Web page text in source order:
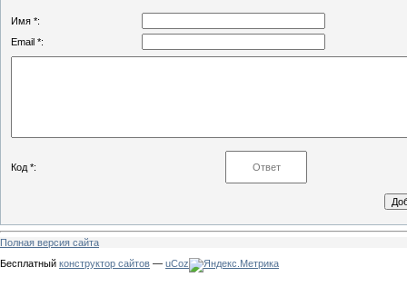
Имя *:
Email *:
Код *:
Полная версия сайта
Бесплатный конструктор сайтов — uCoz